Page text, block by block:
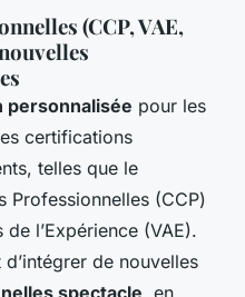
(CCP, VAE,
personnalisée pour les
certifications
telles que le
Professionnelles (CCP)
l’Expérience (VAE).
de nouvelles
spectacle, en